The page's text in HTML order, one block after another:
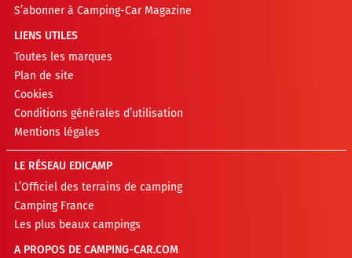
S’abonner à Camping-Car Magazine
LIENS UTILES
Toutes les marques
Plan de site
Cookies
Conditions générales d’utilisation
Mentions légales
LE RÉSEAU EDICAMP
L’Officiel des terrains de camping
Camping France
Les plus beaux campings
A PROPOS DE CAMPING-CAR.COM